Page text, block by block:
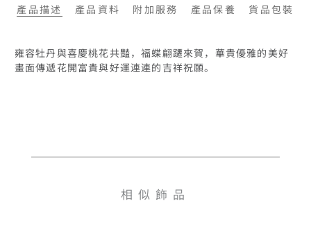
產品描述 產品資料 附加服務 產品保養 貨品包裝
雍容牡丹與喜慶桃花共豔，福蝶翩躚來賀，華貴優雅的美好
相似飾品